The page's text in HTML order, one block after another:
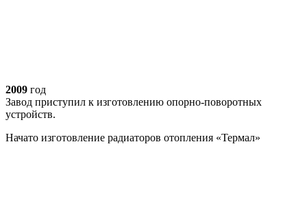
2009 год
Завод приступил к изготовлению опорно-поворотных
устройств.
Начато изготовление радиаторов отопления «Термал»